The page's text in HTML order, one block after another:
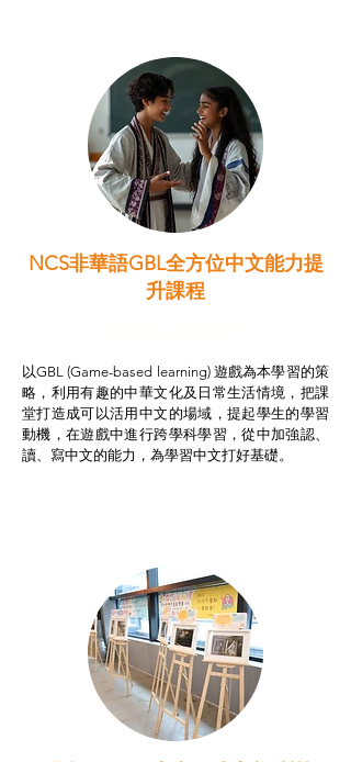
NCS非華語GBL全方位中文能力提
升課程
以GBL (Game-based learning) 遊戲為本學習的策
略，利用有趣的中華文化及日常生活情境，把課
堂打造成可以活用中文的場域，提起學生的學習
動機，在遊戲中進行跨學科學習，從中加強認、
讀、寫中文的能力，為學習中文打好基礎。